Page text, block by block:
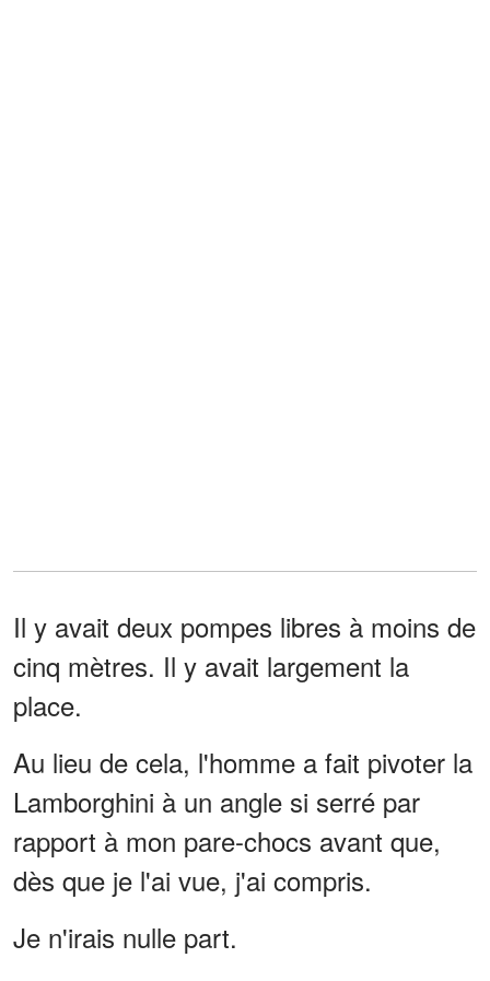
Il y avait deux pompes libres à moins de
cinq mètres. Il y avait largement la
place.
Au lieu de cela, l'homme a fait pivoter la
Lamborghini à un angle si serré par
rapport à mon pare-chocs avant que,
dès que je l'ai vue, j'ai compris.
Je n'irais nulle part.